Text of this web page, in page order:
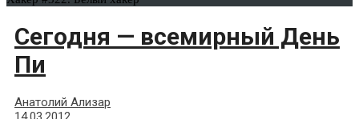
Сегодня — всемирный День
Пи
Анатолий Ализар